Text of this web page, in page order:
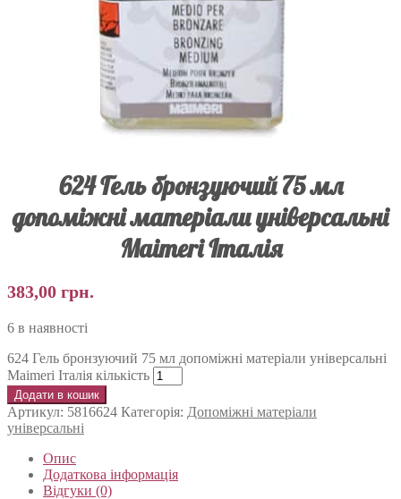
624 Гель бронзуючий 75 мл
допоміжні матеріали універсальні
Maimeri Італія
383,00 грн.
6 в наявності
624 Гель бронзуючий 75 мл допоміжні матеріали універсальні
Maimeri Італія кількість
Додати в кошик
Артикул: 5816624 Категорія: Допоміжні матеріали
універсальні
Опис
Додаткова інформація
Відгуки (0)